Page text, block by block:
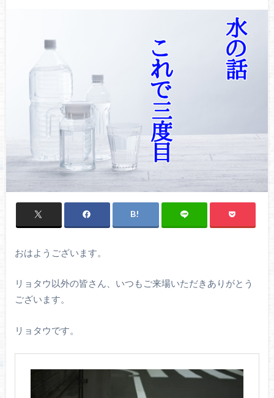
おはようございます。
リョタウ以外の皆さん、いつもご来場いただきありがとう
ございます。
リョタウです。